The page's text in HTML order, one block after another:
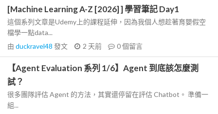
[Machine Learning A-Z [2026] ] 學習筆記 Day1
這個系列文章是Udemy上的課程延伸，因為我個人想趁著育嬰假空
檔學一點data...
由 duckravel48 發文 2 天前 0個留言
【Agent Evaluation 系列 1/6】Agent 到底該怎麼測
試？
很多團隊評估 Agent 的方法，其實還停留在評估 Chatbot。 準備一
組...